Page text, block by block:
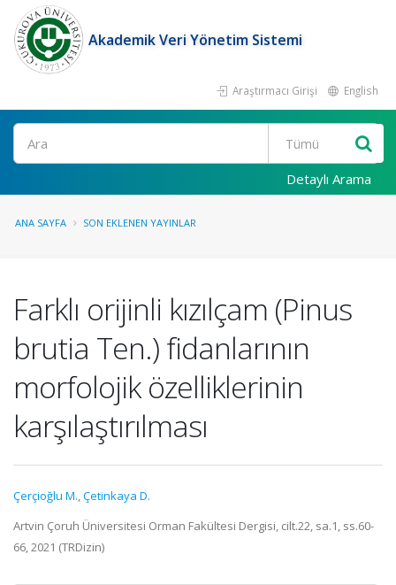
Akademik Veri Yönetim Sistemi
Araştırmacı Girişi English
Ara
Detaylı Arama
ANA SAYFA SON EKLENEN YAYINLAR
Farklı orijinli kızılçam (Pinus
brutia Ten.) fidanlarının
morfolojik özelliklerinin
karşılaştırılması
Çerçioğlu M.,Çetinkaya D.
Artvin Çoruh Üniversitesi Orman Fakültesi Dergisi, cilt.22, sa.1, ss.60-
66, 2021 (TRDizin)